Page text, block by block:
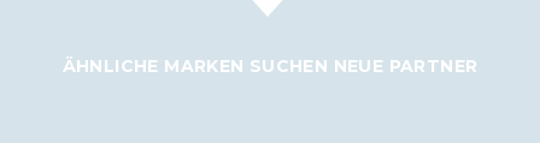
ÄHNLICHE MARKEN SUCHEN NEUE PARTNER